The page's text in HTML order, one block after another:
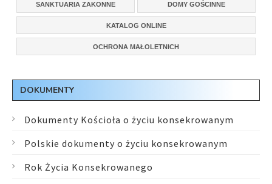
SANKTUARIA ZAKONNE DOMY GOŚCINNE
KATALOG ONLINE
OCHRONA MAŁOLETNICH
DOKUMENTY
Dokumenty Kościoła o życiu konsekrowanym
Polskie dokumenty o życiu konsekrowanym
Rok Życia Konsekrowanego